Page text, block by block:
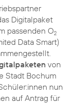
Digitalpaket
passenden O2
Data Smart)
von
Stadt Bochum
nun
auf Antrag für